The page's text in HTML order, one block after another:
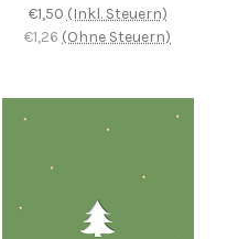
€1,50 (Inkl. Steuern)
€1,26 (Ohne Steuern)